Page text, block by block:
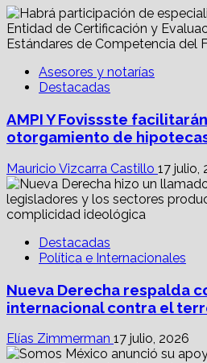
Asesores y notarías
Destacadas
AMPI Y Fovissste
otorgamiento de
Mauricio Vizcarra Castillo 17 julio,
Destacadas
Política e Internacionales
Nueva Derecha respalda
internacional contra el
Elías Zimmerman 17 julio, 2026